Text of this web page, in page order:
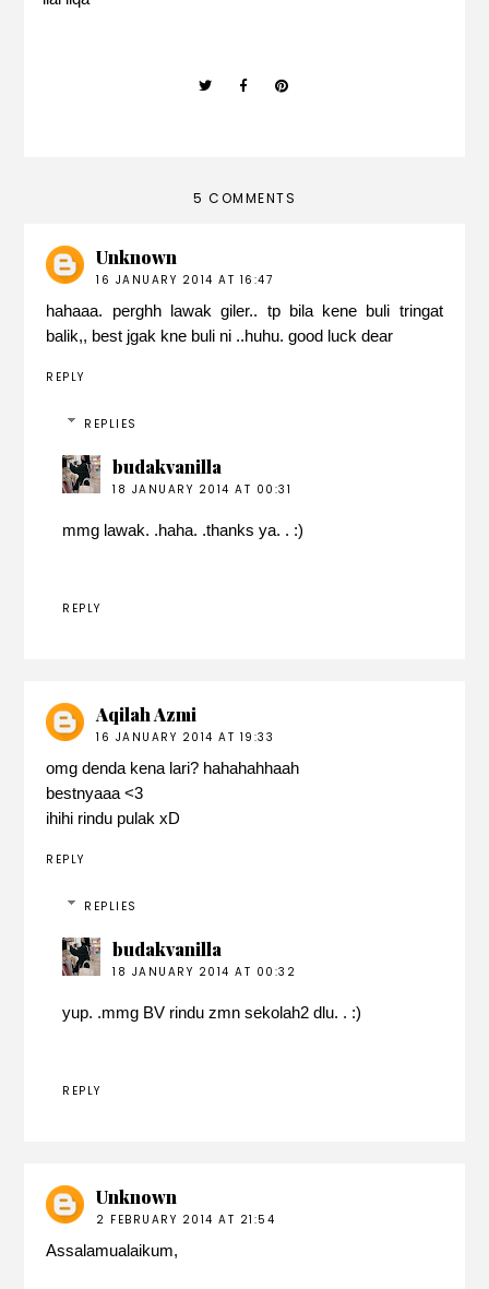
5 COMMENTS
Unknown
16 JANUARY 2014 AT 16:47
hahaaa. perghh lawak giler.. tp bila kene buli tringat
balik,, best jgak kne buli ni ..huhu. good luck dear
REPLY
REPLIES
budakvanilla
18 JANUARY 2014 AT 00:31
mmg lawak. .haha. .thanks ya. . :)
REPLY
Aqilah Azmi
16 JANUARY 2014 AT 19:33
omg denda kena lari? hahahahhaah
bestnyaaa <3
ihihi rindu pulak xD
REPLY
REPLIES
budakvanilla
18 JANUARY 2014 AT 00:32
yup. .mmg BV rindu zmn sekolah2 dlu. . :)
REPLY
Unknown
2 FEBRUARY 2014 AT 21:54
Assalamualaikum,